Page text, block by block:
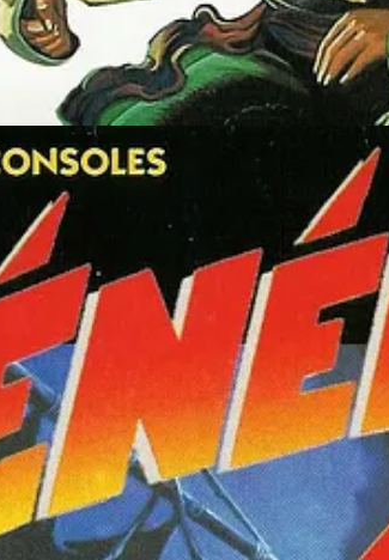
Devolver Digital, est une suite réalisée par deux